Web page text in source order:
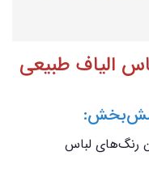
الیاف طبیعی
رنگ‌های لباس